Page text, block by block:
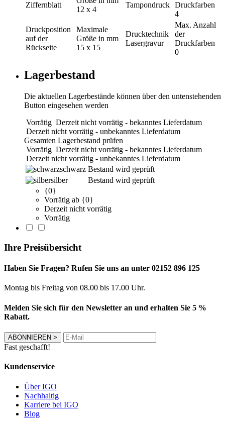
Ziffernblatt
12 x 4
Tampondruck Druckfarben
4
Druckposition
auf der
Rückseite
Maximale
Größe in mm
15 x 15
Drucktechnik
Lasergravur
Max. Anzahl
der
Druckfarben
0
Lagerbestand
Die aktuellen Lagerbestände können über den untenstehenden
Button eingesehen werden
Vorrätig Derzeit nicht vorrätig - bekanntes Lieferdatum
Derzeit nicht vorrätig - unbekanntes Lieferdatum
Gesamten Lagerbestand prüfen
Vorrätig Derzeit nicht vorrätig - bekanntes Lieferdatum
Derzeit nicht vorrätig - unbekanntes Lieferdatum
schwarz Bestand wird geprüft
silber
Bestand wird geprüft
{0}
Vorrätig ab {0}
Derzeit nicht vorrätig
Vorrätig
Ihre Preisübersicht
Haben Sie Fragen? Rufen Sie uns an unter 02152 896 125
Montag bis Freitag von 08.00 bis 17.00 Uhr.
Melden Sie sich für den Newsletter an und erhalten Sie 5 %
Rabatt.
ABONNIEREN >
Fast geschafft!
Kundenservice
Über IGO
Nachhaltig
Karriere bei IGO
Blog